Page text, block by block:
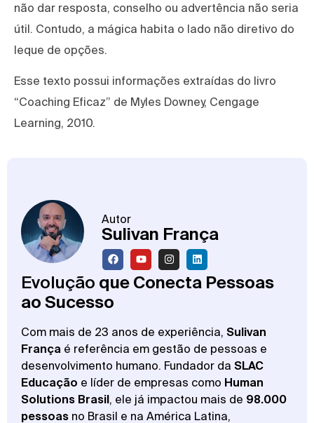
não dar resposta, conselho ou advertência não seria
útil. Contudo, a mágica habita o lado não diretivo do
leque de opções.
Esse texto possui informações extraídas do livro
“Coaching Eficaz” de Myles Downey, Cengage
Learning, 2010.
Autor
Sulivan França
Evolução que Conecta Pessoas
ao Sucesso
Com mais de 23 anos de experiência, Sulivan
França é referência em gestão de pessoas e
desenvolvimento humano. Fundador da SLAC
Educação e líder de empresas como Human
Solutions Brasil, ele já impactou mais de 98.000
pessoas no Brasil e na América Latina,